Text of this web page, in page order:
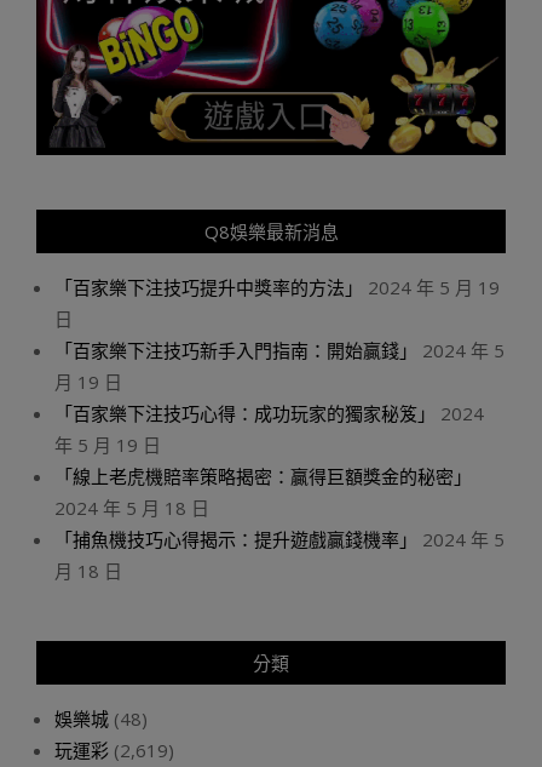
Q8娛樂最新消息
「百家樂下注技巧提升中獎率的方法」
2024 年 5 月 19
日
「百家樂下注技巧新手入門指南：開始贏錢」
2024 年 5
月 19 日
「百家樂下注技巧心得：成功玩家的獨家秘笈」
2024
年 5 月 19 日
「線上老虎機賠率策略揭密：贏得巨額獎金的秘密」
2024 年 5 月 18 日
「捕魚機技巧心得揭示：提升遊戲贏錢機率」
2024 年 5
月 18 日
分類
娛樂城 (48)
玩運彩 (2,619)